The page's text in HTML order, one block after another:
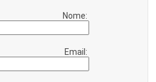
Nome:
Email: